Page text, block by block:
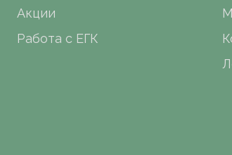
Акции
Работа с ЕГК